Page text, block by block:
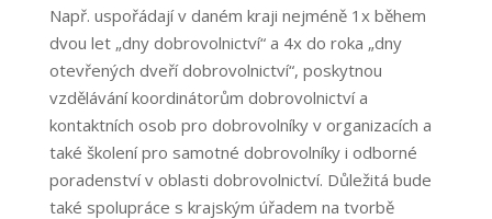
Např. uspořádají v daném kraji nejméně 1x během
dvou let „dny dobrovolnictví“ a 4x do roka „dny
otevřených dveří dobrovolnictví“, poskytnou
vzdělávání koordinátorům dobrovolnictví a
kontaktních osob pro dobrovolníky v organizacích a
také školení pro samotné dobrovolníky i odborné
poradenství v oblasti dobrovolnictví. Důležitá bude
také spolupráce s krajským úřadem na tvorbě